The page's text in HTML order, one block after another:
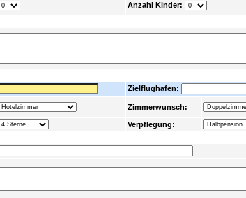
Anzahl Kinder:
Zielflughafen:
Zimmerwunsch:
Verpflegung: